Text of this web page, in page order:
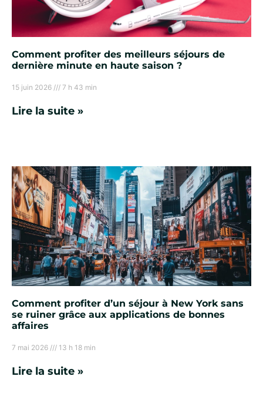
Comment profiter des meilleurs séjours de
dernière minute en haute saison ?
15 juin 2026 7 h 43 min
Lire la suite »
Comment profiter d’un séjour à New York sans
se ruiner grâce aux applications de bonnes
affaires
7 mai 2026 13 h 18 min
Lire la suite »